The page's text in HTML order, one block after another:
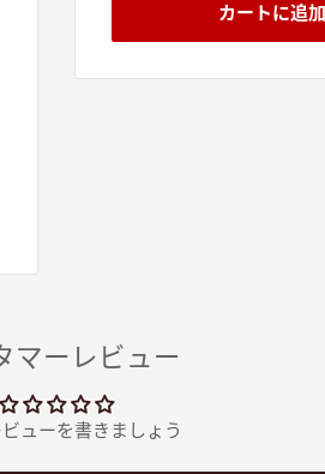
カートに追加
マーレビュー
ューを書きましょう